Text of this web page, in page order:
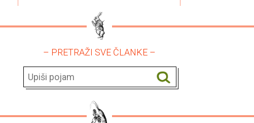
– PRETRAŽI SVE ČLANKE –